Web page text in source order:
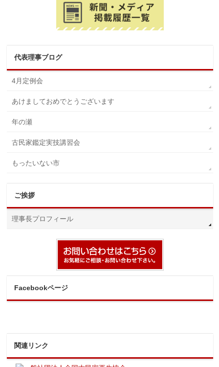
代表理事ブログ
4月定例会
あけましておめでとうございます
年の瀬
古民家鑑定実技講習会
もったいない市
ご挨拶
理事長プロフィール
Facebookページ
関連リンク